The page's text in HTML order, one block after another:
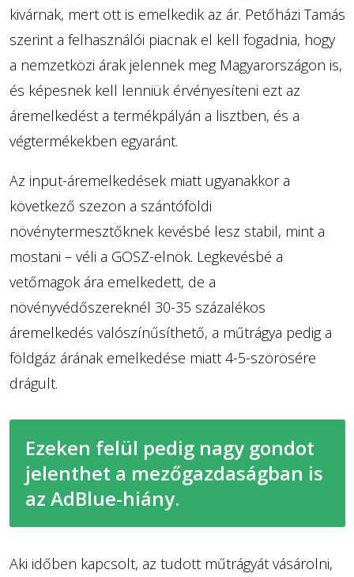
kivárnak, mert ott is emelkedik az ár. Petőházi Tamás
szerint a felhasználói piacnak el kell fogadnia, hogy
a nemzetközi árak jelennek meg Magyarországon is,
és képesnek kell lenniük érvényesíteni ezt az
áremelkedést a termékpályán a lisztben, és a
végtermékekben egyaránt.
Az input-áremelkedések miatt ugyanakkor a
következő szezon a szántóföldi
növénytermesztőknek kevésbé lesz stabil, mint a
mostani – véli a GOSZ-elnök. Legkevésbé a
vetőmagok ára emelkedett, de a
növényvédőszereknél 30-35 százalékos
áremelkedés valószínűsíthető, a műtrágya pedig a
földgáz árának emelkedése miatt 4-5-szörösére
drágult.
Ezeken felül pedig nagy gondot
jelenthet a mezőgazdaságban is
az AdBlue-hiány.
Aki időben kapcsolt, az tudott műtrágyát vásárolni,